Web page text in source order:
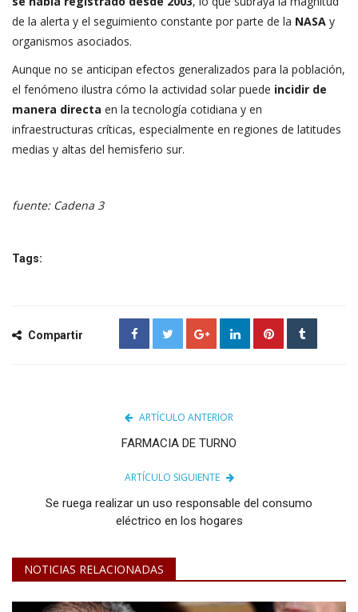
de la alerta y el seguimiento constante por parte de la NASA y
organismos asociados.
Aunque no se anticipan efectos generalizados para la población,
el fenómeno ilustra cómo la actividad solar puede incidir de
manera directa en la tecnología cotidiana y en
infraestructuras críticas, especialmente en regiones de latitudes
medias y altas del hemisferio sur.
fuente: Cadena 3
Tags:
Compartir
ARTÍCULO ANTERIOR
FARMACIA DE TURNO
ARTÍCULO SIGUIENTE
Se ruega realizar un uso responsable del consumo
eléctrico en los hogares
NOTICIAS RELACIONADAS